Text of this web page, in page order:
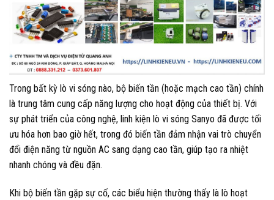
Trong bất kỳ lò vi sóng nào, bộ biến tần (hoặc mạch cao tần) chính
là trung tâm cung cấp năng lượng cho hoạt động của thiết bị. Với
sự phát triển của công nghệ, linh kiện lò vi sóng Sanyo đã được tối
ưu hóa hơn bao giờ hết, trong đó biến tần đảm nhận vai trò chuyển
đổi điện năng từ nguồn AC sang dạng cao tần, giúp tạo ra nhiệt
nhanh chóng và đều đặn.
Khi bộ biến tần gặp sự cố, các biểu hiện thường thấy là lò hoạt